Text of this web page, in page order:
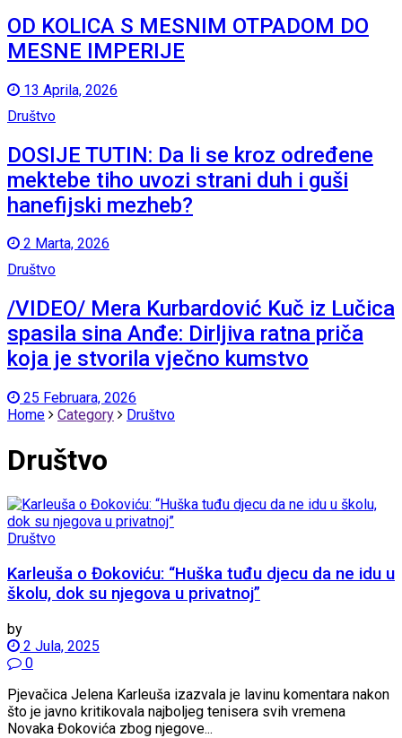
OD KOLICA S MESNIM OTPADOM DO
MESNE IMPERIJE
13 Aprila, 2026
Društvo
DOSIJE TUTIN: Da li se kroz određene
mektebe tiho uvozi strani duh i guši
hanefijski mezheb?
2 Marta, 2026
Društvo
/VIDEO/ Mera Kurbardović Kuč iz Lučica
spasila sina Anđe: Dirljiva ratna priča
koja je stvorila vječno kumstvo
25 Februara, 2026
Home
Category Društvo
Društvo
Društvo
Karleuša o Đokoviću: “Huška tuđu djecu da ne idu u
školu, dok su njegova u privatnoj”
by
2 Jula, 2025
0
Pjevačica Jelena Karleuša izazvala je lavinu komentara nakon
što je javno kritikovala najboljeg tenisera svih vremena
Novaka Đokovića zbog njegove...